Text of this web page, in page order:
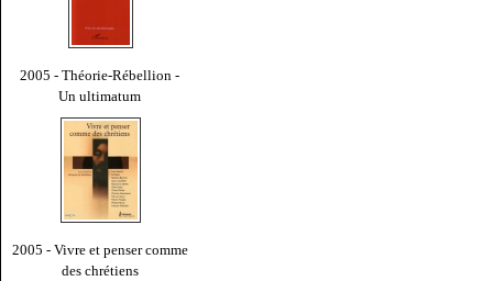
2005 - Théorie-Rébellion -
Un ultimatum
2005 - Vivre et penser comme
des chrétiens